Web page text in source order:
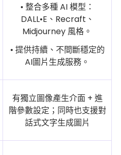
• 整合多種 AI 模型：
DALL•E、Recraft、
Midjourney 風格。
• 提供持續、不間斷穩定的
AI圖片生成服務。
有獨立圖像產生介面 + 進
階參數設定；同時也支援對
話式文字生成圖片